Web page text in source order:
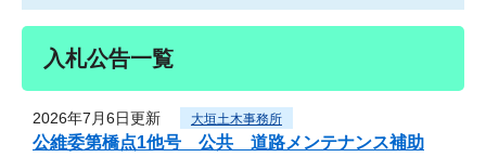
入札公告一覧
2026年7月6日更新 大垣土木事務所
公維委第橋点1他号 公共 道路メンテナンス補助